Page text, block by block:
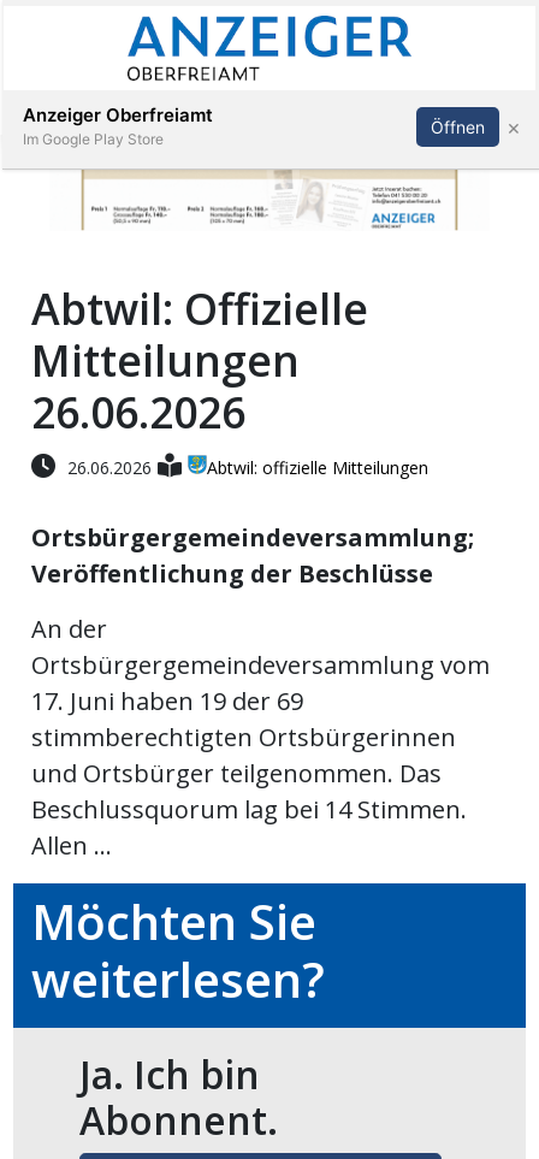
Veranstaltungen
Stellen
Paper
App
Auw:
Mitteilungen
Abonnieren Anmelden
Abtwil: Offizielle
Mitteilungen
26.06.2026
26.06.2026 Abtwil: offizielle Mitteilungen
Ortsbürgergemeindeversammlung;
Veröffentlichung der Beschlüsse
An der
Ortsbürgergemeindeversammlung vom
17. Juni haben 19 der 69
stimmberechtigten Ortsbürgerinnen
und Ortsbürger teilgenommen. Das
Beschlussquorum lag bei 14 Stimmen.
Allen ...
Möchten Sie
weiterlesen?
Ja. Ich bin
Abonnent.
Anzeiger Oberfreiamt
Im Google Play Store
Öffnen ×